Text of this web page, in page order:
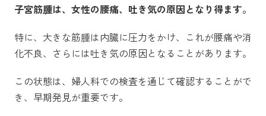
子宮筋腫は、女性の腰痛、吐き気の原因となり得ます。
特に、大きな筋腫は内臓に圧力をかけ、これが腰痛や消
化不良、さらには吐き気の原因となることがあります。
この状態は、婦人科での検査を通じて確認することがで
き、早期発見が重要です。